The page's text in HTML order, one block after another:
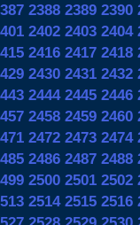
2388 2389 2390
2402 2403 2404
2416 2417 2418
2430 2431 2432
2444 2445 2446
2458 2459 2460
2472 2473 2474
2486 2487 2488
2500 2501 2502
2514 2515 2516